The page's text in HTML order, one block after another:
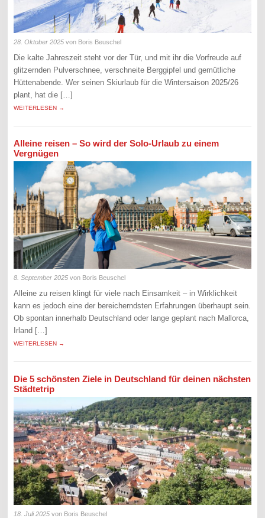
28. Oktober 2025 von Boris Beuschel
Die kalte Jahreszeit steht vor der Tür, und mit ihr die Vorfreude auf
glitzernden Pulverschnee, verschneite Berggipfel und gemütliche
Hüttenabende. Wer seinen Skiurlaub für die Wintersaison 2025/26
plant, hat die […]
WEITERLESEN →
Alleine reisen – So wird der Solo-Urlaub zu einem
Vergnügen
8. September 2025 von Boris Beuschel
Alleine zu reisen klingt für viele nach Einsamkeit – in Wirklichkeit
kann es jedoch eine der bereicherndsten Erfahrungen überhaupt sein.
Ob spontan innerhalb Deutschland oder lange geplant nach Mallorca,
Irland […]
WEITERLESEN →
Die 5 schönsten Ziele in Deutschland für deinen nächsten
Städtetrip
18. Juli 2025 von Boris Beuschel